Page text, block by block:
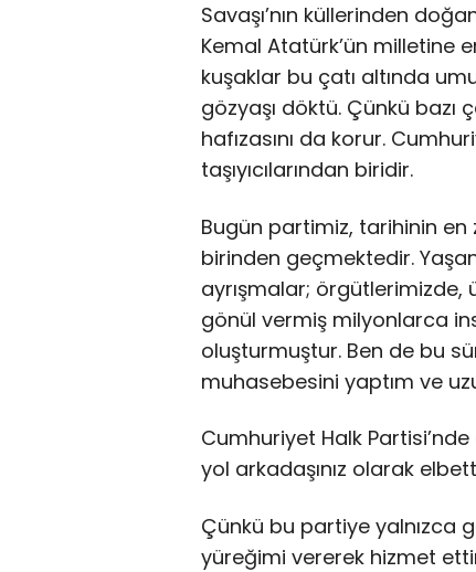
Savaşı’nın küllerinden
Kemal Atatürk’ün milletine
kuşaklar bu çatı altında
gözyaşı döktü. Çünkü bazı
hafızasını da korur.
taşıyıcılarından biridir.
Bugün partimiz, tarihinin en
birinden geçmektedir.
ayrışmalar; örgütlerimizde,
gönül vermiş milyonlarca
oluşturmuştur. Ben de bu
muhasebesini yaptım ve
Cumhuriyet Halk
yol arkadaşınız olarak
Çünkü bu partiye yalnızca
yüreğimi vererek hizmet